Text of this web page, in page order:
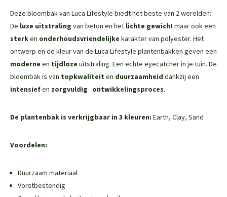
Deze bloembak van Luca Lifestyle biedt het beste van 2 werelden:
De luxe uitstraling van beton en het lichte gewicht maar ook een
sterken onderhoudsvriendelijke karakter van polyester. Het
ontwerp en de kleur van de Luca Lifestyle plantenbakken geven een
moderne en tijdloze uitstraling. Een echte eyecatcher in je tuin. De
bloembak is van topkwaliteit en duurzaamheid dankzij een
intensiefen zorgvuldig ontwikkelingsproces.
De plantenbak is verkrijgbaar in 3 kleuren: Earth, Clay, Sand
Voordelen:
Duurzaam materiaal
Vorstbestendig